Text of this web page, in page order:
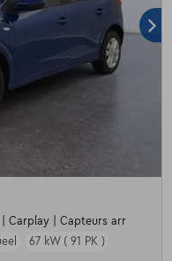
Carplay | Capteurs arr
67 kW ( 91 PK )